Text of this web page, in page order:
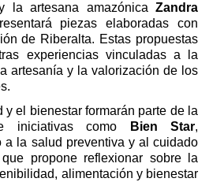
la artesana amazónica Zandra
piezas elaboradas con
de Riberalta. Estas propuestas
experiencias vinculadas a la
artesanía y la valorización de los
y el bienestar formarán parte de la
iniciativas como
Bien Star,
a la salud preventiva y al cuidado
propone reflexionar sobre la
alimentación y bienestar